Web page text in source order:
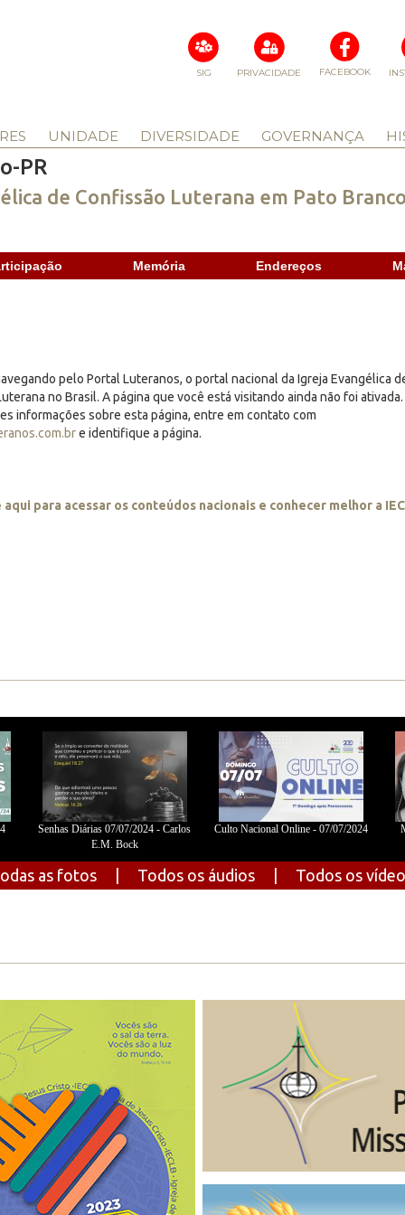
FACEBOOK
PRIVACIDADE
SIG
UNIDADE DIVERSIDADE GOVERNANÇA
PR
de Confissão Luterana em Pato Branco
Memória Endereços
pelo Portal Luteranos, o portal nacional da Igreja Evangélica
no Brasil. A página que você está visitando ainda não foi ativada.
informações sobre esta página, entre em contato com
e identifique a página.
aqui para acessar os conteúdos nacionais e conhecer melhor a
Senhas Diárias 07/07/2024 - Carlos
E.M. Bock
Culto Nacional Online - 07/07/2024
as fotos Todos os áudios Todos os